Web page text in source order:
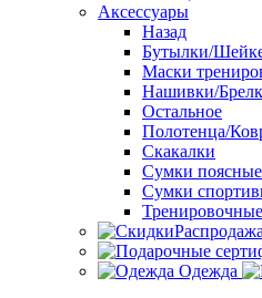
Аксессуары
Назад
Бутылки/
Маски
Нашивки/
Остальное
Полотенца/
Скакалки
Сумки поясные
Сумки
Распродажа
Одежда